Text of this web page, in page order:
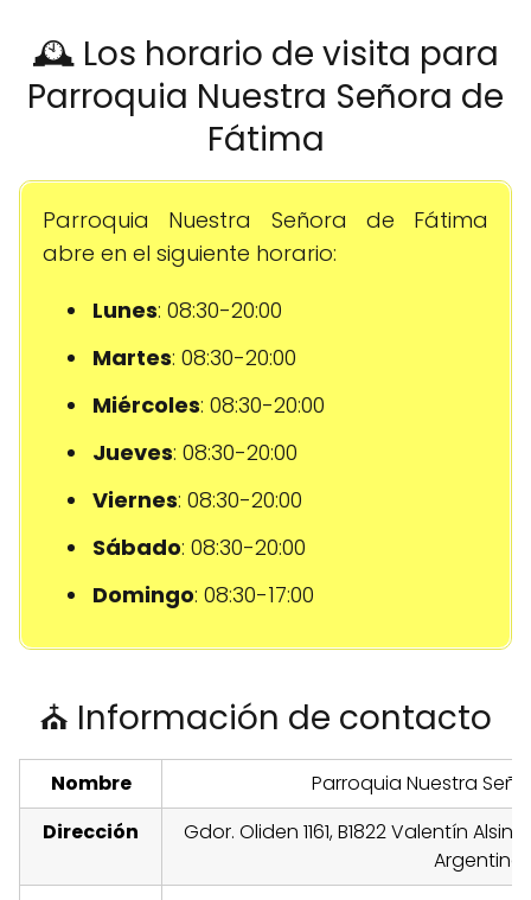
🕰️ Los horario de visita para
Parroquia Nuestra Señora de
Fátima
Parroquia Nuestra Señora de Fátima
abre en el siguiente horario:
Lunes: 08:30-20:00
Martes: 08:30-20:00
Miércoles: 08:30-20:00
Jueves: 08:30-20:00
Viernes: 08:30-20:00
Sábado: 08:30-20:00
Domingo: 08:30-17:00
⛪ Información de contacto
Nombre
Parroquia Nuestra
Dirección
Gdor. Oliden 1161, B1822 Valentín
Argentina